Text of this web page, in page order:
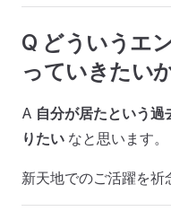
Q どういうエ
っていきたい
A 自分が居たという
りたい なと思います。
新天地でのご活躍を祈